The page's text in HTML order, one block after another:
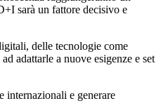
sarà un fattore decisivo e
delle tecnologie come
adattarle a nuove esigenze e set
internazionali e generare